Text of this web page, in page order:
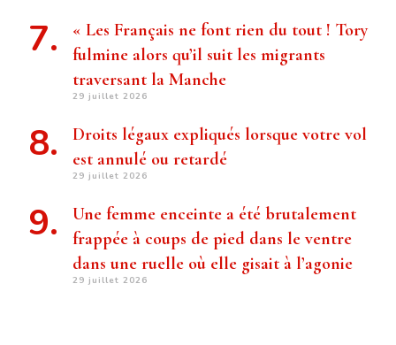
« Les Français ne font rien du tout ! Tory
fulmine alors qu’il suit les migrants
traversant la Manche
29 juillet 2026
Droits légaux expliqués lorsque votre vol
est annulé ou retardé
29 juillet 2026
Une femme enceinte a été brutalement
frappée à coups de pied dans le ventre
dans une ruelle où elle gisait à l’agonie
29 juillet 2026